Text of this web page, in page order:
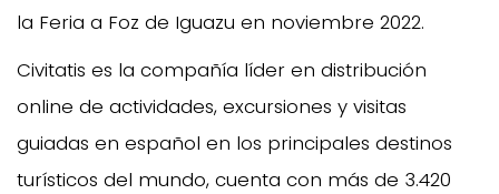
la Feria a Foz de Iguazu en noviembre 2022.
Civitatis es la compañía líder en distribución
online de actividades, excursiones y visitas
guiadas en español en los principales destinos
turísticos del mundo, cuenta con más de 3.420